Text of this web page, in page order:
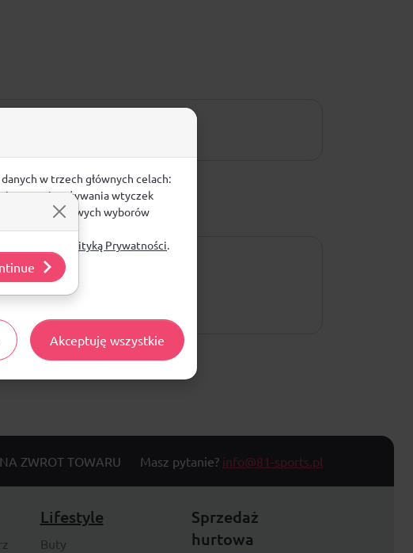
NA ZWROT TOWARU Masz pytanie? info@81-sports.pl
Lifestyle
Buty
Sprzedaż
hurtowa
w trzech głównych celach:
internecie, używania wtyczek
szczegółowych wyborów
naszą
Polityką Prywatności
Akceptuję wszystkie